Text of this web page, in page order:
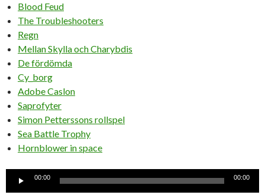
Blood Feud
The Troubleshooters
Regn
Mellan Skylla och Charybdis
De fördömda
Cy_borg
Adobe Caslon
Saprofyter
Simon Petterssons rollspel
Sea Battle Trophy
Hornblower in space
Ljudspelare
00:00 00:00